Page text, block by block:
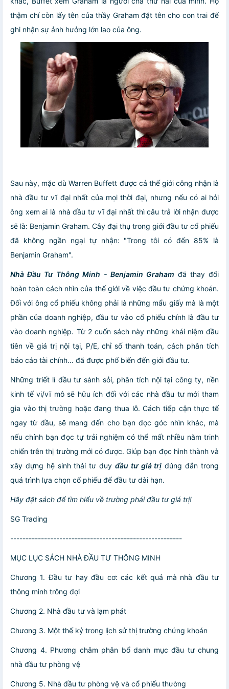
thậm chí còn lấy tên của thầy Graham đặt tên cho con trai để
ghi nhận sự ảnh hưởng lớn lao của ông.
Sau này, mặc dù Warren Buffett được cả thế giới công nhận là
nhà đầu tư vĩ đại nhất của mọi thời đại, nhưng nếu có ai hỏi
ông xem ai là nhà đầu tư vĩ đại nhất thì câu trả lời nhận được
sẽ là: Benjamin Graham. Cây đại thụ trong giới đầu tư cổ phiếu
đã không ngần ngại tự nhận: "Trong tôi có đến 85% là
Benjamin Graham".
Nhà Đầu Tư Thông Minh - Benjamin Graham đã thay đổi
hoàn toàn cách nhìn của thế giới về việc đầu tư chứng khoán.
Đối với ông cổ phiếu không phải là những mẩu giấy mà là một
phần của doanh nghiệp, đầu tư vào cổ phiếu chính là đầu tư
vào doanh nghiệp. Từ 2 cuốn sách này những khái niệm đầu
tiên về giá trị nội tại, P/E, chỉ số thanh toán, cách phân tích
báo cáo tài chính… đã được phổ biến đến giới đầu tư.
Những triết lí đầu tư sành sỏi, phân tích nội tại công ty, nền
kinh tế vi/vĩ mô sẽ hữu ích đối với các nhà đầu tư mới tham
gia vào thị trường hoặc đang thua lỗ. Cách tiếp cận thực tế
ngay từ đầu, sẽ mang đến cho bạn đọc góc nhìn khác, mà
nếu chính bạn đọc tự trải nghiệm có thể mất nhiều năm trinh
chiến trên thị trường mới có được. Giúp bạn đọc hình thành và
xây dựng hệ sinh thái tư duy đầu tư giá trị đúng đắn trong
quá trình lựa chọn cổ phiếu để đầu tư dài hạn.
Hãy đặt sách để tìm hiểu về trường phái đầu tư giá trị!
SG Trading
--------------------------------------------------------
MỤC LỤC SÁCH NHÀ ĐẦU TƯ THÔNG MINH
Chương 1. Đầu tư hay đầu cơ: các kết quả mà nhà đầu tư
thông minh trông đợi
Chương 2. Nhà đầu tư và lạm phát
Chương 3. Một thế kỷ trong lịch sử thị trường chứng khoán
Chương 4. Phương châm phân bổ danh mục đầu tư chung
nhà đầu tư phòng vệ
Chương 5. Nhà đầu tư phòng vệ và cổ phiếu thường